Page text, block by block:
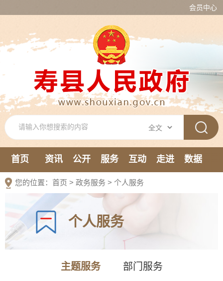
会员中心
首页 资讯 公开 服务 互动 走进
数据
新媒体
您的位置： 首页 > 政务服务 > 个人服务
个人服务
主题服务 部门服务